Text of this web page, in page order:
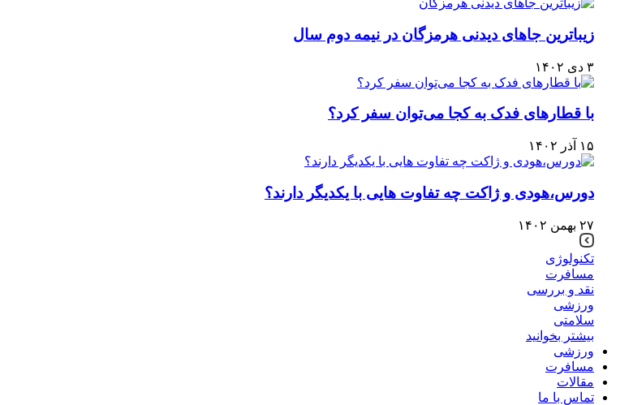
زیباترین جاهای دیدنی هرمزگان در نیمه دوم سال
۳ دی ۱۴۰۲
با قطارهای فدک به کجا می‌توان سفر کرد؟
۱۵ آذر ۱۴۰۲
دورس،هودی و ژاکت چه تفاوت هایی با یکدیگر دارند؟
۲۷ بهمن ۱۴۰۲
تکنولوژی
مسافرت
نقد و بررسی
ورزشی
سلامتی
بیشتر بخوانید
ورزشی
مسافرت
مقالات
تماس با ما